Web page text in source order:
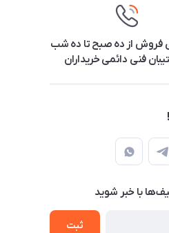
فروش از ده صبح تا ده شب
فنی دائمی خریداران
با‌ خبر شوید
ثبت